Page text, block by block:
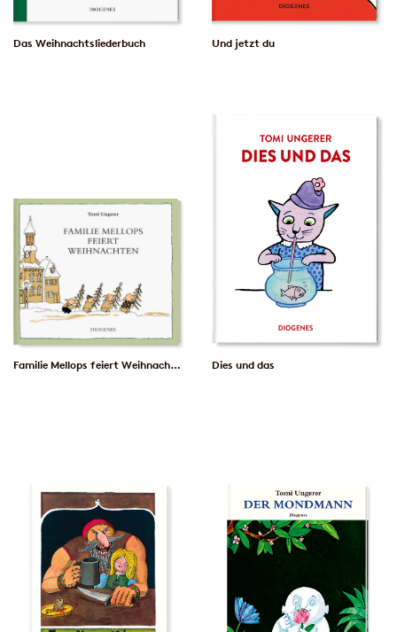
Das Weihnachtsliederbuch Und jetzt du
Familie Mellops feiert Weihnachten Dies und das